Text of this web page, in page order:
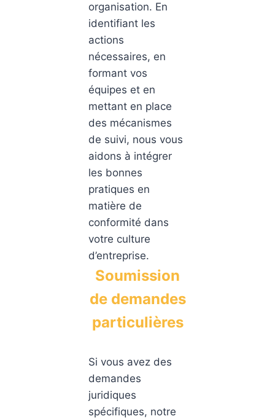
organisation. En
identifiant les
actions
nécessaires, en
formant vos
équipes et en
mettant en place
des mécanismes
de suivi, nous vous
aidons à intégrer
les bonnes
pratiques en
matière de
conformité dans
votre culture
d’entreprise.
Soumission
de demandes
particulières
Si vous avez des
demandes
juridiques
spécifiques, notre